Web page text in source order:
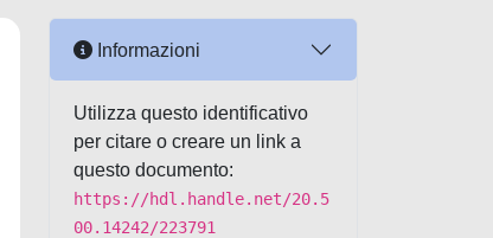
Informazioni
Utilizza questo identificativo
per citare o creare un link a
questo documento:
https://hdl.handle.net/20.5
00.14242/223791